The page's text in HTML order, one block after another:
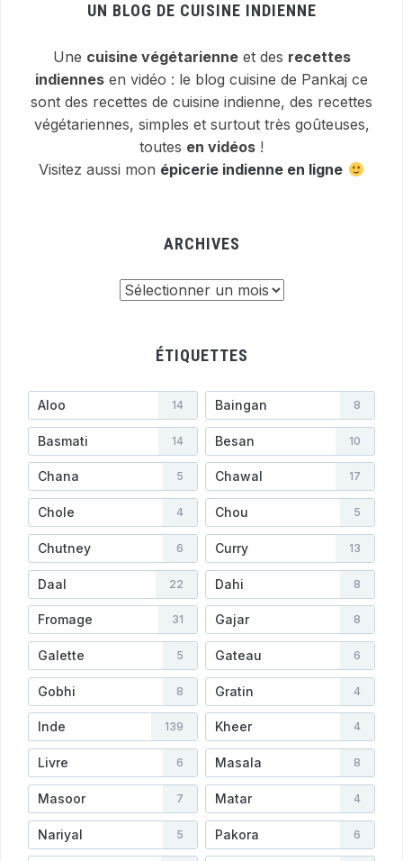
UN BLOG DE CUISINE INDIENNE
Une cuisine végétarienneet des recettes
indiennes en vidéo : le blog cuisine de Pankaj ce
sont des recettes de cuisine indienne, des recettes
végétariennes, simples et surtout très goûteuses,
toutes en vidéos !
Visitez aussi mon épicerie indienne en ligne
ARCHIVES
ÉTIQUETTES
Aloo 14 Baingan 8
Basmati 14 Besan 10
Chana 5 Chawal 17
Chole 4 Chou 5
Chutney 6 Curry 13
Daal 22 Dahi 8
Fromage 31 Gajar 8
Galette 5 Gateau 6
Gobhi 8 Gratin 4
Inde 139 Kheer 4
Livre 6 Masala 8
Masoor 7 Matar 4
Nariyal 5 Pakora 6